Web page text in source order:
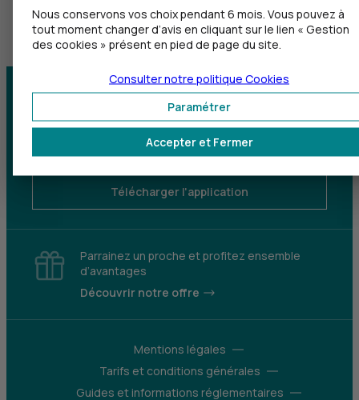
Centre d'aide Trouver une agence
malentendants
Télécharger l'application
Parrainez un proche et profitez ensemble
d’avantages
Découvrir notre offre
Mentions légales
Tarifs et conditions générales
Guides et informations réglementaires
Nous conservons vos choix pendant 6 mois. Vous pouvez à
tout moment changer d’avis en cliquant sur le lien « Gestion
des cookies » présent en pied de page du site.
Accepter et Fermer
Paramétrer
Consulter notre politique Cookies